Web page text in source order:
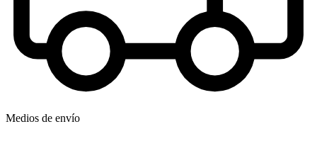
Medios de envío